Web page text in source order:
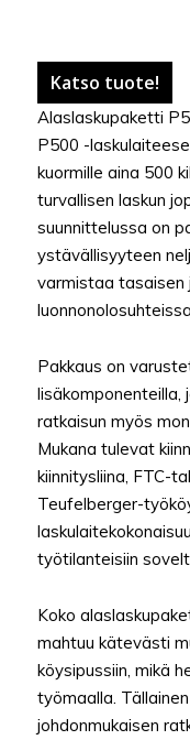
Katso tuote!
Alaslaskupaketti
P500 -
kuormille aina 500
turvallisen laskun
suunnittelussa on
ystävällisyyteen
varmistaa tasaisen
luonnonolosuhteissa.
Pakkaus on
lisäkomponenteilla,
ratkaisun myös
Mukana tulevat
kiinnitysliina, FTC-
Teufelberger-
työtilanteisiin
Koko
mahtuu kätevästi
köysipussiin, mikä
työmaalla.
johdonmukaisen